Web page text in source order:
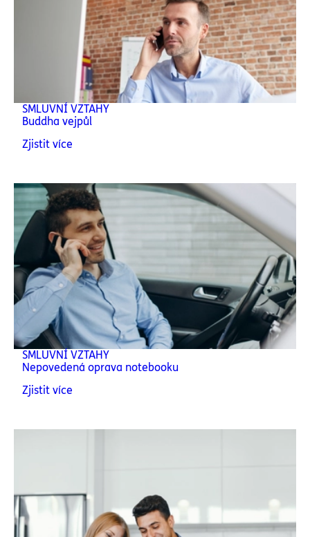
SMLUVNÍ VZTAHY
Buddha vejpůl
Zjistit více
SMLUVNÍ VZTAHY
Nepovedená oprava notebooku
Zjistit více